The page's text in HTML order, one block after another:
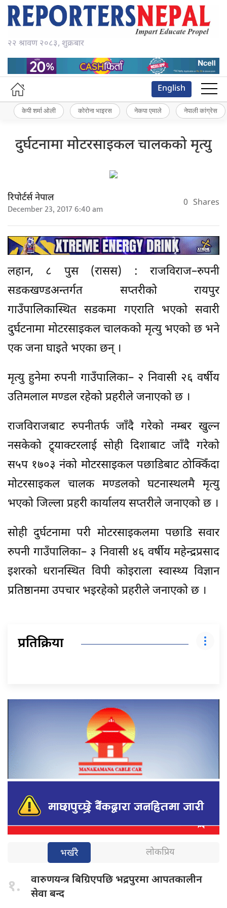
२२ श्रावण २०८३, शुक्रबार
English
केपी शर्मा ओली कोरोना भाइरस नेकपा एमाले नेपाली कांग्रेस
दुर्घटनामा मोटरसाइकल चालकको मृत्यु
रिपोर्टर्स नेपाल
December 23, 2017 6:40 am 0 Shares
लहान, ८ पुस (रासस) : राजविराज–रुपनी
सडकखण्डअन्तर्गत सप्तरीको रायपुर
गाउँपालिकास्थित सडकमा गएराति भएको सवारी
दुर्घटनामा मोटरसाइकल चालकको मृत्यु भएको छ भने
एक जना घाइते भएका छन् ।
मृत्यु हुनेमा रुपनी गाउँपालिका– २ निवासी २६ वर्षीय
उतिमलाल मण्डल रहेको प्रहरीले जनाएको छ ।
राजविराजबाट रुपनीतर्फ जाँदै गरेको नम्बर खुल्न
नसकेको ट्र्याक्टरलाई सोही दिशाबाट जाँदै गरेको
स५प १७०३ नंको मोटरसाइकल पछाडिबाट ठोक्किँदा
मोटरसाइकल चालक मण्डलको घटनास्थलमै मृत्यु
भएको जिल्ला प्रहरी कार्यालय सप्तरीले जनाएको छ ।
सोही दुर्घटनामा परी मोटरसाइकलमा पछाडि सवार
रुपनी गाउँपालिका– ३ निवासी ४६ वर्षीय महेन्द्रप्रसाद
इशरको धरानस्थित विपी कोइराला स्वास्थ्य विज्ञान
प्रतिष्ठानमा उपचार भइरहेको प्रहरीले जनाएको छ ।
प्रतिक्रिया
भर्खरै लोकप्रिय
१. वारुणयन्त्र बिग्रिएपछि भद्रपुरमा आपतकालीन
सेवा बन्द